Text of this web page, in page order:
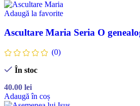
Adaugă la favorite
Ascultare Maria Seria O
(0)
În stoc
40.00 lei
Adaugă în coș